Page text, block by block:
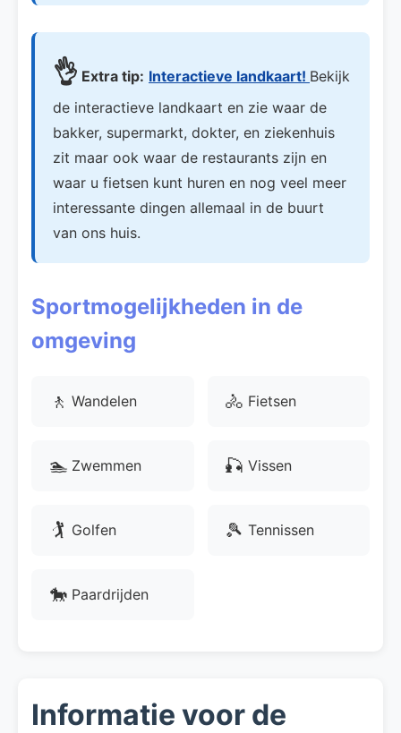
👌 Extra tip: Interactieve landkaart! Bekijk
de interactieve landkaart en zie waar de
bakker, supermarkt, dokter, en ziekenhuis
zit maar ook waar de restaurants zijn en
waar u fietsen kunt huren en nog veel meer
interessante dingen allemaal in de buurt
van ons huis.
Sportmogelijkheden in de
omgeving
🚶 Wandelen 🚴 Fietsen
🏊 Zwemmen 🎣 Vissen
🏌 Golfen 🎾 Tennissen
🐎 Paardrijden
Informatie voor de